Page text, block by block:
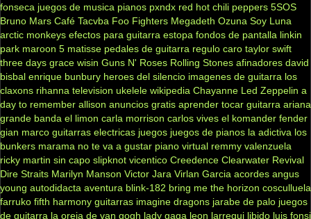
fonseca juegos de musica pianos pxndx red hot chili peppers 5SOS
Bruno Mars Café Tacvba Foo Fighters Megadeth Ozuna Soy Luna
arctic monkeys efectos para guitarra estopa fondos de pantalla linkin
park maroon 5 matisse pedales de guitarra regulo caro taylor swift
three days grace wisin Guns N' Roses Rolling Stones afinadores david
bisbal enrique bunbury heroes del silencio imagenes de guitarra los
claxons rihanna television ukelele wikipedia Chayanne Led Zeppelin a
day to remember allison anuncios gratis aprender tocar guitarra ariana
grande banda el limon carla morrison carlos vives el komander fender
gian marco guitarras electricas juegos juegos de pianos la adictiva los
bunkers marama no te va a gustar piano virtual remmy valenzuela
ricky martin sin capo slipknot vicentico Creedence Clearwater Revival
Dire Straits Marilyn Manson Victor Jara Virlan Garcia acordes angus
young autodidacta aventura blink-182 bring me the horizon cosculluela
farruko fifth harmony guitarras imagine dragons jarabe de palo juegos
de guitarra la oreja de van gogh lady gaga leon larregui libido luis fonsi